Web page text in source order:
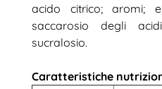
acido citrico; aromi;
saccarosio degli
sucralosio.
Caratteristiche